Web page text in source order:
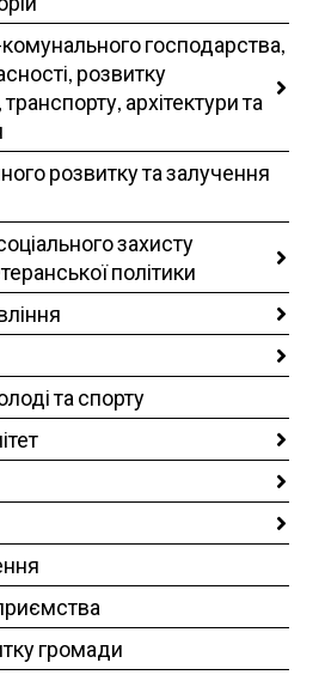
господарства,
розвитку
архітектури та
розвитку та залучення
захисту
політики
та спорту
громади